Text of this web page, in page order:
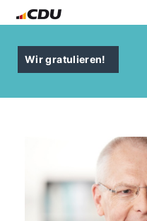
Wir gratulieren!